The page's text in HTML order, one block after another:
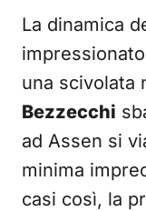
La dinamica
una scivolata
Bezzecchi
ad Assen si
minima
casi così, la